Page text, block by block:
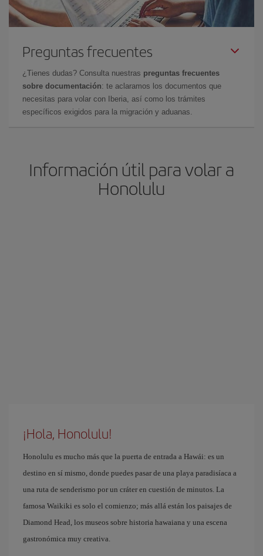
Preguntas frecuentes
¿Tienes dudas? Consulta nuestras preguntas frecuentes
sobre documentación: te aclaramos los documentos que
necesitas para volar con Iberia, así como los trámites
específicos exigidos para la migración y aduanas.
Información útil para volar a
Honolulu
¡Hola, Honolulu!
Honolulu es mucho más que la puerta de entrada a Hawái: es un
destino en sí mismo, donde puedes pasar de una playa paradisíaca a
una ruta de senderismo por un cráter en cuestión de minutos. La
famosa Waikiki es solo el comienzo; más allá están los paisajes de
Diamond Head, los museos sobre historia hawaiana y una escena
gastronómica muy creativa.